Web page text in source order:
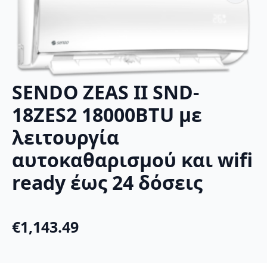
SENDO ZEAS II SND-
18ZES2 18000BTU με
λειτουργία
αυτοκαθαρισμού και wifi
ready έως 24 δόσεις
€1,143.49